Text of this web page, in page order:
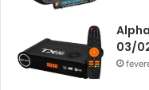
Athomics
Athomics
03/